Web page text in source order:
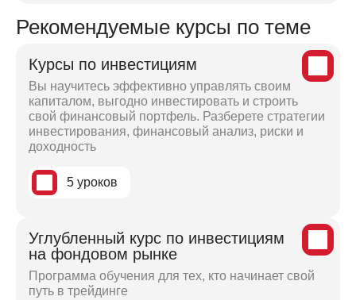
Рекомендуемые курсы по теме
Курсы по инвестициям
Вы научитесь эффективно управлять своим
капиталом, выгодно инвестировать и строить
свой финансовый портфель. Разберете стратегии
инвестирования, финансовый анализ, риски и
доходность
5 уроков
Углубленный курс по инвестициям
на фондовом рынке
Программа обучения для тех, кто начинает свой
путь в трейдинге